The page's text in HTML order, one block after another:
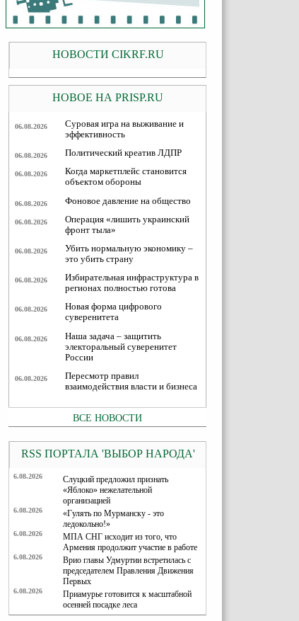
НОВОСТИ CIKRF.RU
НОВОЕ НА PRISP.RU
06.08.2026
Суровая игра на выживание и
эффективность
06.08.2026 Политический креатив ЛДПР
06.08.2026
Когда маркетплейс становится
объектом обороны
06.08.2026 Фоновое давление на общество
06.08.2026
Операция «лишить украинский
фронт тыла»
06.08.2026
Убить нормальную экономику –
это убить страну
06.08.2026
Избирательная инфраструктура в
регионах полностью готова
06.08.2026
Новая форма цифрового
суверенитета
06.08.2026
Наша задача – защитить
электоральный суверенитет
России
06.08.2026
Пересмотр правил
взаимодействия власти и бизнеса
ВСЕ НОВОСТИ
RSS ПОРТАЛА 'ВЫБОР НАРОДА'
6.08.2026
Слуцкий предложил признать
«Яблоко» нежелательной
организацией
6.08.2026
«Гулять по Мурманску - это
ледокольно!»
6.08.2026
МПА СНГ исходит из того, что
Армения продолжит участие в работе
6.08.2026
Врио главы Удмуртии встретилась с
председателем Правления Движения
Первых
6.08.2026
Приамурье готовится к масштабной
осенней посадке леса